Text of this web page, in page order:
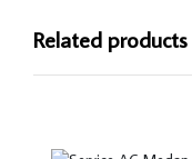
Related products